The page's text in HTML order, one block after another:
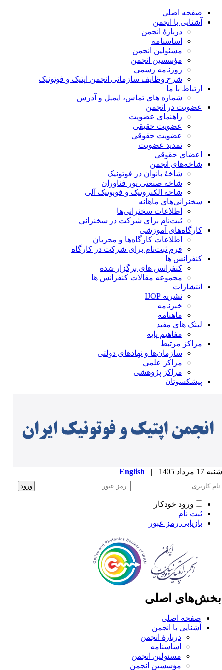
صفحه اصلی
آشنایی با انجمن
دربارۀ انجمن
اساسنامه
مسئولین انجمن
مؤسسین انجمن
روزنامه رسمی
شرح وظایف سازمانی انجمن اپتیک و فوتونیک
ارتباط با ما
شماره های تماس، ایمیل و آدرس
عضویت در انجمن
راهنمای عضویت
عضویت حقیقی
عضویت حقوقی
تمدید عضویت
اعضای حقوقی
شاخه‌های انجمن
شاخۀ بانوان در فوتونیک
شاخه صنعتی نور فناوران
شاخه‌ الکترونیک و فوتونیک آلی
سخنرانی‌های ماهانه
اطلاعات سخنرانی‌‌ها
ثبت‌نام برای شرکت در سخنرانی
کارگاه‌های آموزشی
اطلاعات کارگاه‌ها و مجریان
فرم ثبت‌نام برای شرکت در کارگاه
کنفرانس ها
کنفرانس های برگزار شده
مجموعه مقالات کنفرانس ها
انتشارات
نشریه IJOP
خبرنامه
ماهنامه
لینک های مفید
مفاهیم پایه
مراکز مرتبط
سازمان‌ها و نهادهای دولتی
مراکز علمی
مراکز پژوهشی
پیشکسوتان
مرداد 1405 |
English
ورود خودکار
ثبت نام
بازیابی رمز عبور
اصلی
صفحه اصلی
آشنایی با انجمن
دربارۀ انجمن
اساسنامه
مسئولین انجمن
مؤسسین انجمن